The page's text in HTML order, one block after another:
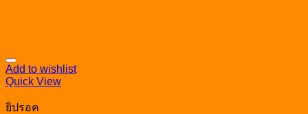
Add to wishlist
Quick View
ยิปรอค